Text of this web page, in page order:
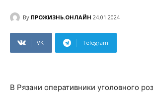
By ПРОЖИЗНЬ.ОНЛАЙН 24.01.2024
VK Telegram
В Рязани оперативники уголовного